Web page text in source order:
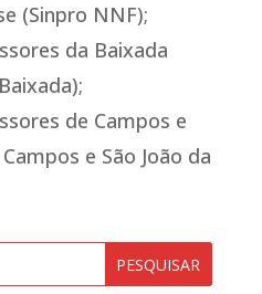
(Sinpro NNF);
da Baixada
de Campos e
e São João da